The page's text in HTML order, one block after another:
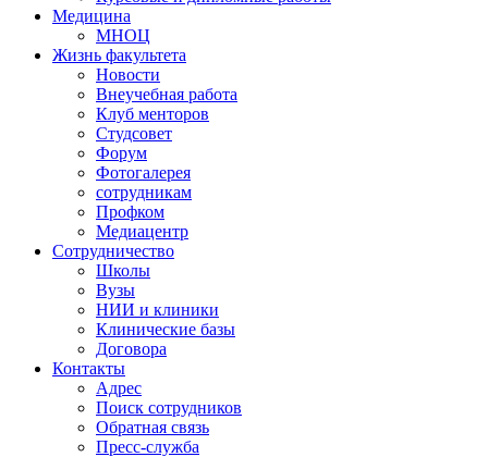
Медицина
МНОЦ
Жизнь факультета
Новости
Внеучебная работа
Клуб менторов
Студсовет
Форум
Фотогалерея
сотрудникам
Профком
Медиацентр
Сотрудничество
Школы
Вузы
НИИ и клиники
Клинические базы
Договора
Контакты
Адрес
Поиск сотрудников
Обратная связь
Пресс-служба